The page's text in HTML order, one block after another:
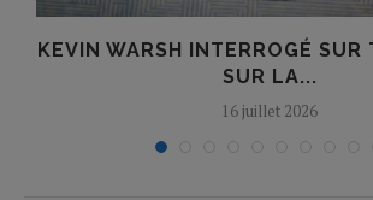
KEVIN WARSH INTERROGÉ SUR
SUR LA...
16 juillet 2026